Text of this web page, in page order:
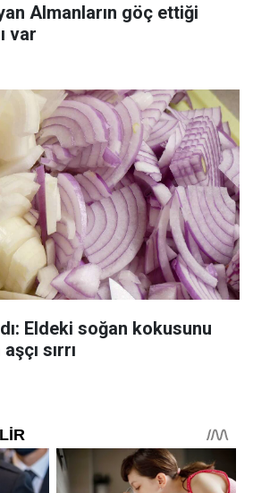
Almanların göç ettiği
var
Eldeki soğan kokusunu
sırrı